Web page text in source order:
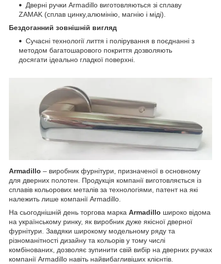
Дверні ручки Armadillo виготовляються зі сплаву
ZAMAK (сплав цинку,алюмінію магнію і міді).
Бездоганний зовнішній вигляд
Сучасні технології лиття і полірування в поєднанні з
методом багатошарового покриття дозволяють
досягати ідеально гладкої поверхні.
Armadillo – виробник фурнітури, призначеної в основному
для дверних полотен. Продукція компанії виготовляється із
сплавів кольорових металів за технологіями, патент на які
належить лише компанії Armadillo.
На сьогоднішній день торгова марка Armadillo широко відома
на українському ринку, як виробник дуже якісної дверної
фурнітури. Завдяки широкому модельному ряду та
різноманітності дизайну та кольорів у тому числі
комбінованих, дозволяє зупинити свій вибір на дверних ручках
компанії Armadillo навіть найвибагливіших клієнтів.